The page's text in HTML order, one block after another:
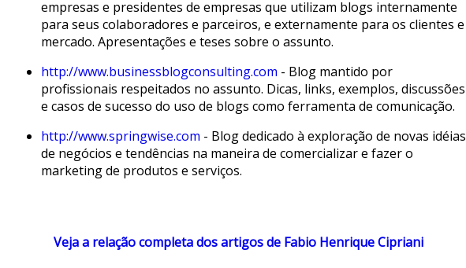
empresas e presidentes de empresas que utilizam blogs internamente
para seus colaboradores e parceiros, e externamente para os clientes e
mercado. Apresentações e teses sobre o assunto.
http://www.businessblogconsulting.com - Blog mantido por
profissionais respeitados no assunto. Dicas, links, exemplos, discussões
e casos de sucesso do uso de blogs como ferramenta de comunicação.
http://www.springwise.com - Blog dedicado à exploração de novas idéias
de negócios e tendências na maneira de comercializar e fazer o
marketing de produtos e serviços.
Veja a relação completa dos artigos de Fabio Henrique Cipriani